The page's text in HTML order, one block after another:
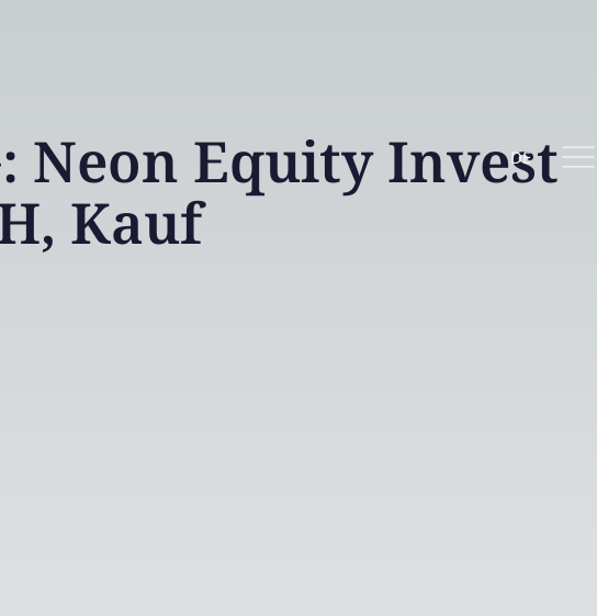
DE
Neon Equity Invest
Kauf